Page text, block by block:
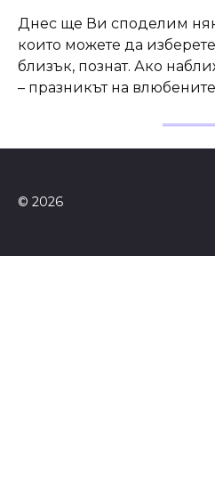
Днес ще Ви споделим
които можете да
близък, познат. Ако
– празникът на влюбените
© 2026